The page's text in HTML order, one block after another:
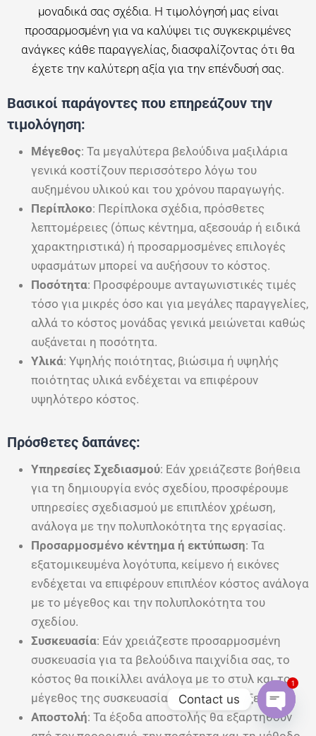
μοναδικά σας σχέδια. Η τιμολόγησή μας είναι
προσαρμοσμένη για να καλύψει τις συγκεκριμένες
ανάγκες κάθε παραγγελίας, διασφαλίζοντας ότι θα
έχετε την καλύτερη αξία για την επένδυσή σας.
Βασικοί παράγοντες που επηρεάζουν την
τιμολόγηση:
Μέγεθος: Τα μεγαλύτερα βελούδινα μαξιλάρια
γενικά κοστίζουν περισσότερο λόγω του
αυξημένου υλικού και του χρόνου παραγωγής.
Περίπλοκο: Περίπλοκα σχέδια, πρόσθετες
λεπτομέρειες (όπως κέντημα, αξεσουάρ ή ειδικά
χαρακτηριστικά) ή προσαρμοσμένες επιλογές
υφασμάτων μπορεί να αυξήσουν το κόστος.
Ποσότητα: Προσφέρουμε ανταγωνιστικές τιμές
τόσο για μικρές όσο και για μεγάλες παραγγελίες,
αλλά το κόστος μονάδας γενικά μειώνεται καθώς
αυξάνεται η ποσότητα.
Υλικά: Υψηλής ποιότητας, βιώσιμα ή υψηλής
ποιότητας υλικά ενδέχεται να επιφέρουν
υψηλότερο κόστος.
Πρόσθετες δαπάνες:
Υπηρεσίες Σχεδιασμού: Εάν χρειάζεστε βοήθεια
για τη δημιουργία ενός σχεδίου, προσφέρουμε
υπηρεσίες σχεδιασμού με επιπλέον χρέωση,
ανάλογα με την πολυπλοκότητα της εργασίας.
Προσαρμοσμένο κέντημα ή εκτύπωση: Τα
εξατομικευμένα λογότυπα, κείμενο ή εικόνες
ενδέχεται να επιφέρουν επιπλέον κόστος ανάλογα
με το μέγεθος και την πολυπλοκότητα του
σχεδίου.
Συσκευασία: Εάν χρειάζεστε προσαρμοσμένη
συσκευασία για τα βελούδινα παιχνίδια σας, το
κόστος θα ποικίλλει ανάλογα με το στυλ και το
μέγεθος της συσκευασίας που θα επιλέξετε.
Αποστολή: Τα έξοδα αποστολής θα εξαρτηθούν
Contact us
1